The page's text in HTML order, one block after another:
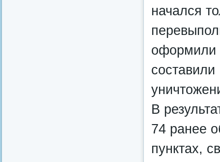
начался
оформили
В
74 ранее
пунктах,